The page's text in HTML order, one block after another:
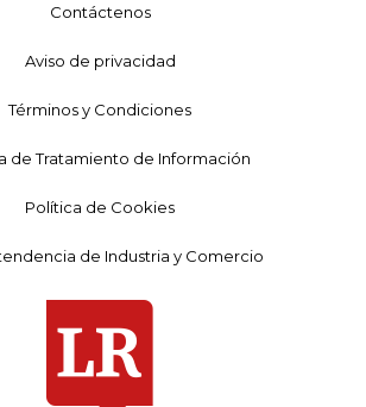
Contáctenos
Aviso de privacidad
Términos y Condiciones
de Tratamiento de Información
Política de Cookies
de Industria y Comercio